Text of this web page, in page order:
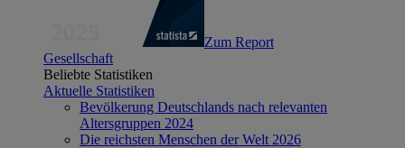
Zum Report
Gesellschaft
Beliebte Statistiken
Aktuelle Statistiken
Bevölkerung Deutschlands nach relevanten
Altersgruppen 2024
Die reichsten Menschen der Welt 2026